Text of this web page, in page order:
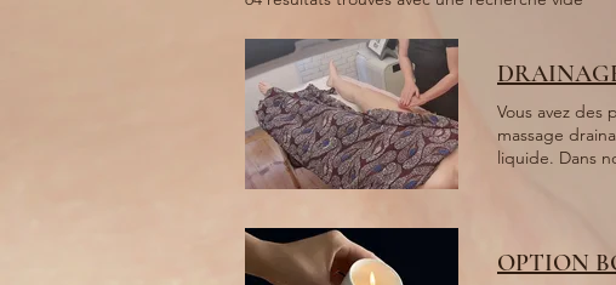
Vous avez des
massage drainant express pour
liquide. Dans
lymphatique
corps
OPTION